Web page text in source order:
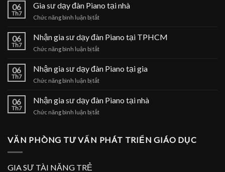
06
Th7
Gia sư dạy đàn Piano tại nhà
Chức năng bình luận bị tắtở
đàn
tại
06
Th7
Nhận gia sư dạy đàn Piano tại TPHCM
Chức năng bình luận bị tắtở
gia
dạy
Piano
06
Th7
Nhận gia sư dạy đàn Piano tại gia
Chức năng bình luận bị tắtở
gia
dạy
tại
06
Th7
Nhận gia sư dạy đàn Piano tại nhà
Chức năng bình luận bị tắtở
sư
VĂN PHÒNG TƯ VẤN PHÁT TRIỂN GIÁO DỤC
GIA SƯ TÀI NĂNG TRẺ